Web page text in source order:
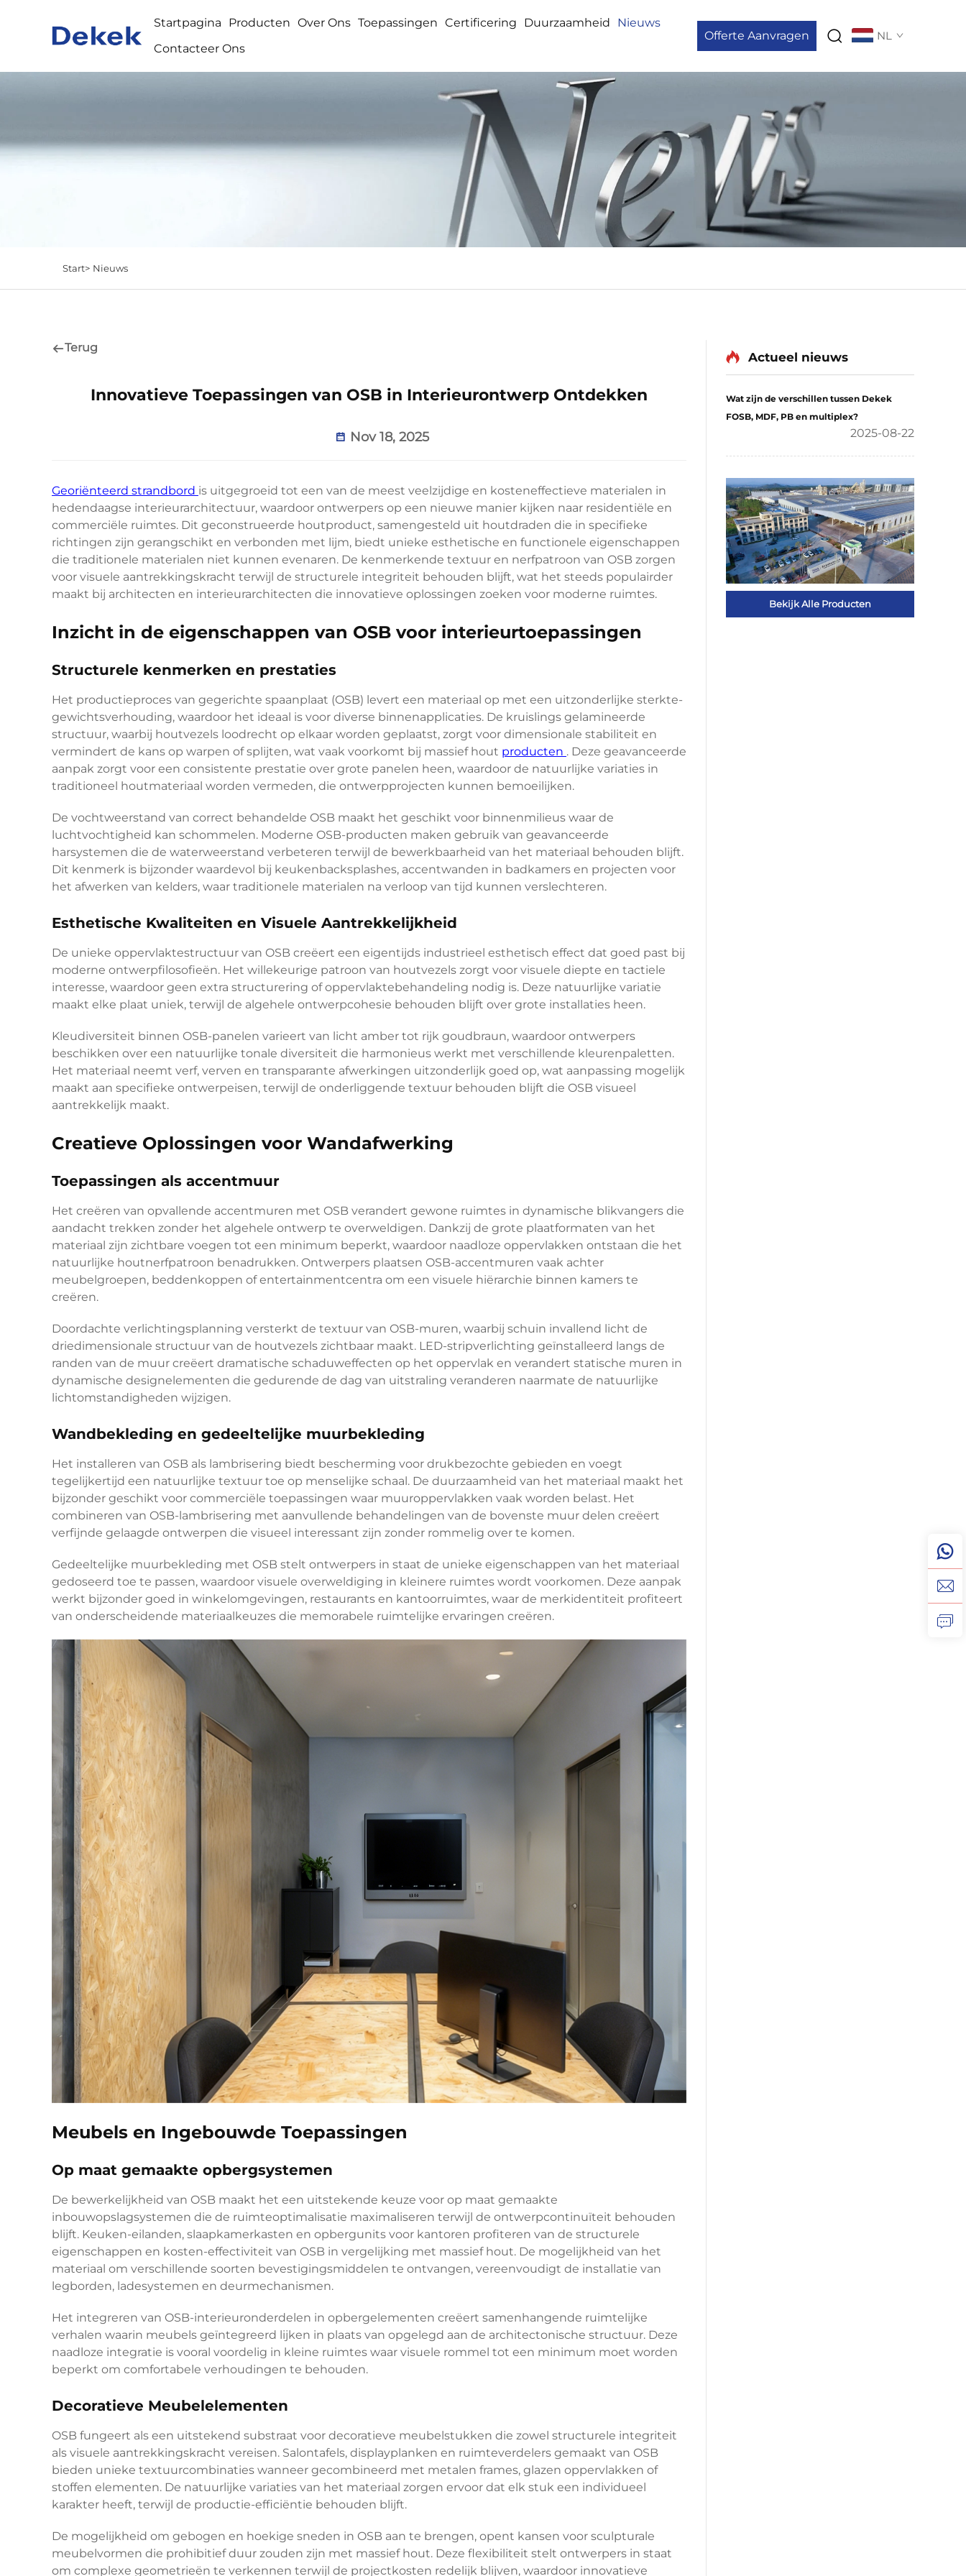
Startpagina Producten Over Ons Toepassingen Certificering Duurzaamheid
Nieuws
Contacteer Ons
Offerte Aanvragen NL
Start> Nieuws
Terug
Innovatieve Toepassingen van OSB in Interieurontwerp Ontdekken
Nov 18, 2025
Georiënteerd strandbord is uitgegroeid tot een van de meest veelzijdige en kosteneffectieve materialen in
hedendaagse interieurarchitectuur, waardoor ontwerpers op een nieuwe manier kijken naar residentiële en
commerciële ruimtes. Dit geconstrueerde houtproduct, samengesteld uit houtdraden die in specifieke
richtingen zijn gerangschikt en verbonden met lijm, biedt unieke esthetische en functionele eigenschappen
die traditionele materialen niet kunnen evenaren. De kenmerkende textuur en nerfpatroon van OSB zorgen
voor visuele aantrekkingskracht terwijl de structurele integriteit behouden blijft, wat het steeds populairder
maakt bij architecten en interieurarchitecten die innovatieve oplossingen zoeken voor moderne ruimtes.
Inzicht in de eigenschappen van OSB voor interieurtoepassingen
Structurele kenmerken en prestaties
Het productieproces van gegerichte spaanplaat (OSB) levert een materiaal op met een uitzonderlijke sterkte-
gewichtsverhouding, waardoor het ideaal is voor diverse binnenapplicaties. De kruislings gelamineerde
structuur, waarbij houtvezels loodrecht op elkaar worden geplaatst, zorgt voor dimensionale stabiliteit en
vermindert de kans op warpen of splijten, wat vaak voorkomt bij massief hout producten . Deze geavanceerde
aanpak zorgt voor een consistente prestatie over grote panelen heen, waardoor de natuurlijke variaties in
traditioneel houtmateriaal worden vermeden, die ontwerpprojecten kunnen bemoeilijken.
De vochtweerstand van correct behandelde OSB maakt het geschikt voor binnenmilieus waar de
luchtvochtigheid kan schommelen. Moderne OSB-producten maken gebruik van geavanceerde
harsystemen die de waterweerstand verbeteren terwijl de bewerkbaarheid van het materiaal behouden blijft.
Dit kenmerk is bijzonder waardevol bij keukenbacksplashes, accentwanden in badkamers en projecten voor
het afwerken van kelders, waar traditionele materialen na verloop van tijd kunnen verslechteren.
Esthetische Kwaliteiten en Visuele Aantrekkelijkheid
De unieke oppervlaktestructuur van OSB creëert een eigentijds industrieel esthetisch effect dat goed past bij
moderne ontwerpfilosofieën. Het willekeurige patroon van houtvezels zorgt voor visuele diepte en tactiele
interesse, waardoor geen extra structurering of oppervlaktebehandeling nodig is. Deze natuurlijke variatie
maakt elke plaat uniek, terwijl de algehele ontwerpcohesie behouden blijft over grote installaties heen.
Kleudiversiteit binnen OSB-panelen varieert van licht amber tot rijk goudbraun, waardoor ontwerpers
beschikken over een natuurlijke tonale diversiteit die harmonieus werkt met verschillende kleurenpaletten.
Het materiaal neemt verf, verven en transparante afwerkingen uitzonderlijk goed op, wat aanpassing mogelijk
maakt aan specifieke ontwerpeisen, terwijl de onderliggende textuur behouden blijft die OSB visueel
aantrekkelijk maakt.
Creatieve Oplossingen voor Wandafwerking
Toepassingen als accentmuur
Het creëren van opvallende accentmuren met OSB verandert gewone ruimtes in dynamische blikvangers die
aandacht trekken zonder het algehele ontwerp te overweldigen. Dankzij de grote plaatformaten van het
materiaal zijn zichtbare voegen tot een minimum beperkt, waardoor naadloze oppervlakken ontstaan die het
natuurlijke houtnerfpatroon benadrukken. Ontwerpers plaatsen OSB-accentmuren vaak achter
meubelgroepen, beddenkoppen of entertainmentcentra om een visuele hiërarchie binnen kamers te
creëren.
Doordachte verlichtingsplanning versterkt de textuur van OSB-muren, waarbij schuin invallend licht de
driedimensionale structuur van de houtvezels zichtbaar maakt. LED-stripverlichting geïnstalleerd langs de
randen van de muur creëert dramatische schaduweffecten op het oppervlak en verandert statische muren in
dynamische designelementen die gedurende de dag van uitstraling veranderen naarmate de natuurlijke
lichtomstandigheden wijzigen.
Wandbekleding en gedeeltelijke muurbekleding
Het installeren van OSB als lambrisering biedt bescherming voor drukbezochte gebieden en voegt
tegelijkertijd een natuurlijke textuur toe op menselijke schaal. De duurzaamheid van het materiaal maakt het
bijzonder geschikt voor commerciële toepassingen waar muuroppervlakken vaak worden belast. Het
combineren van OSB-lambrisering met aanvullende behandelingen van de bovenste muur delen creëert
verfijnde gelaagde ontwerpen die visueel interessant zijn zonder rommelig over te komen.
Gedeeltelijke muurbekleding met OSB stelt ontwerpers in staat de unieke eigenschappen van het materiaal
gedoseerd toe te passen, waardoor visuele overweldiging in kleinere ruimtes wordt voorkomen. Deze aanpak
werkt bijzonder goed in winkelomgevingen, restaurants en kantoorruimtes, waar de merkidentiteit profiteert
van onderscheidende materiaalkeuzes die memorabele ruimtelijke ervaringen creëren.
Meubels en Ingebouwde Toepassingen
Op maat gemaakte opbergsystemen
De bewerkelijkheid van OSB maakt het een uitstekende keuze voor op maat gemaakte
inbouwopslagsystemen die de ruimteoptimalisatie maximaliseren terwijl de ontwerpcontinuïteit behouden
blijft. Keuken-eilanden, slaapkamerkasten en opbergunits voor kantoren profiteren van de structurele
eigenschappen en kosten-effectiviteit van OSB in vergelijking met massief hout. De mogelijkheid van het
materiaal om verschillende soorten bevestigingsmiddelen te ontvangen, vereenvoudigt de installatie van
legborden, ladesystemen en deurmechanismen.
Het integreren van OSB-interieuronderdelen in opbergelementen creëert samenhangende ruimtelijke
verhalen waarin meubels geïntegreerd lijken in plaats van opgelegd aan de architectonische structuur. Deze
naadloze integratie is vooral voordelig in kleine ruimtes waar visuele rommel tot een minimum moet worden
beperkt om comfortabele verhoudingen te behouden.
Decoratieve Meubelelementen
OSB fungeert als een uitstekend substraat voor decoratieve meubelstukken die zowel structurele integriteit
als visuele aantrekkingskracht vereisen. Salontafels, displayplanken en ruimteverdelers gemaakt van OSB
bieden unieke textuurcombinaties wanneer gecombineerd met metalen frames, glazen oppervlakken of
stoffen elementen. De natuurlijke variaties van het materiaal zorgen ervoor dat elk stuk een individueel
karakter heeft, terwijl de productie-efficiëntie behouden blijft.
De mogelijkheid om gebogen en hoekige sneden in OSB aan te brengen, opent kansen voor sculpturale
meubelvormen die prohibitief duur zouden zijn met massief hout. Deze flexibiliteit stelt ontwerpers in staat
om complexe geometrieën te verkennen terwijl de projectkosten redelijk blijven, waardoor innovatieve
Actueel nieuws
Wat zijn de verschillen tussen Dekek
FOSB, MDF, PB en multiplex?
2025-08-22
Bekijk Alle Producten